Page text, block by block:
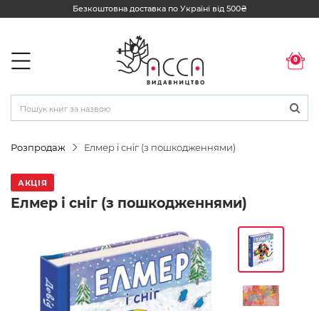
Безкоштовна доставка по Україні від 500₴
0
Розпродаж Елмер і сніг (з пошкодженнями)
АКЦІЯ
Елмер і сніг (з пошкодженнями)